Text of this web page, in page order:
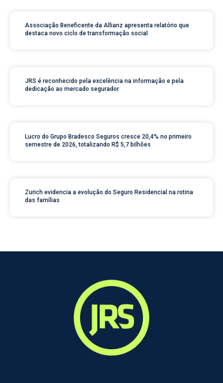
Associação Beneficente da Allianz apresenta relatório que
destaca novo ciclo de transformação social
JRS é reconhecido pela excelência na informação e pela
dedicação ao mercado segurador
Lucro do Grupo Bradesco Seguros cresce 20,4% no primeiro
semestre de 2026, totalizando R$ 5,7 bilhões
Zurich evidencia a evolução do Seguro Residencial na rotina
das famílias